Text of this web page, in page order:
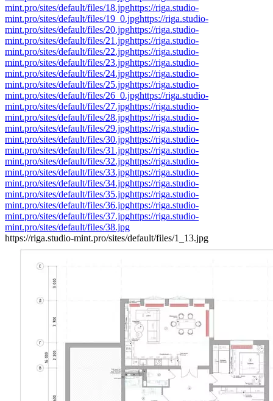
mint.pro/sites/default/files/18.jpghttps://riga.studio-
mint.pro/sites/default/files/19_0.jpghttps://riga.studio-
mint.pro/sites/default/files/20.jpghttps://riga.studio-
mint.pro/sites/default/files/21.jpghttps://riga.studio-
mint.pro/sites/default/files/22.jpghttps://riga.studio-
mint.pro/sites/default/files/23.jpghttps://riga.studio-
mint.pro/sites/default/files/24.jpghttps://riga.studio-
mint.pro/sites/default/files/25.jpghttps://riga.studio-
mint.pro/sites/default/files/26_0.jpghttps://riga.studio-
mint.pro/sites/default/files/27.jpghttps://riga.studio-
mint.pro/sites/default/files/28.jpghttps://riga.studio-
mint.pro/sites/default/files/29.jpghttps://riga.studio-
mint.pro/sites/default/files/30.jpghttps://riga.studio-
mint.pro/sites/default/files/31.jpghttps://riga.studio-
mint.pro/sites/default/files/32.jpghttps://riga.studio-
mint.pro/sites/default/files/33.jpghttps://riga.studio-
mint.pro/sites/default/files/34.jpghttps://riga.studio-
mint.pro/sites/default/files/35.jpghttps://riga.studio-
mint.pro/sites/default/files/36.jpghttps://riga.studio-
mint.pro/sites/default/files/37.jpghttps://riga.studio-
mint.pro/sites/default/files/38.jpg
https://riga.studio-mint.pro/sites/default/files/1_13.jpg